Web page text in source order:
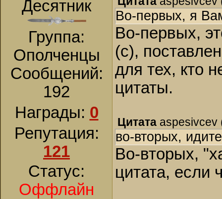
Десятник
Группа:
Ополченцы
Сообщений:
192
Награды: 0
Репутация:
121
Статус:
Оффлайн
Во-первых, я
Во-первых,
(с),
для тех, кто
цитаты.
Цитата aspesivcev
во-вторых,
Во-вторых,
цитата, если